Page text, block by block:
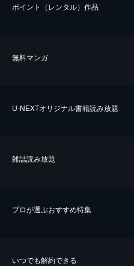
ポイント（レンタル）作品
無料マンガ
U-NEXTオリジナル書籍読み放題
雑誌読み放題
プロが選ぶおすすめ特集
いつでも解約できる